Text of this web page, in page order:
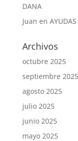
DANA
Juan en
Archivos
octubre 2025
septiembre 2025
agosto 2025
julio 2025
junio 2025
mayo 2025